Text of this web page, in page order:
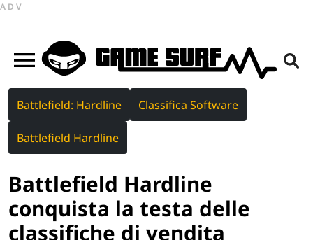
ADV
Battlefield: Hardline Classifica Software
Battlefield Hardline
Battlefield Hardline
conquista la testa delle
classifiche di vendita